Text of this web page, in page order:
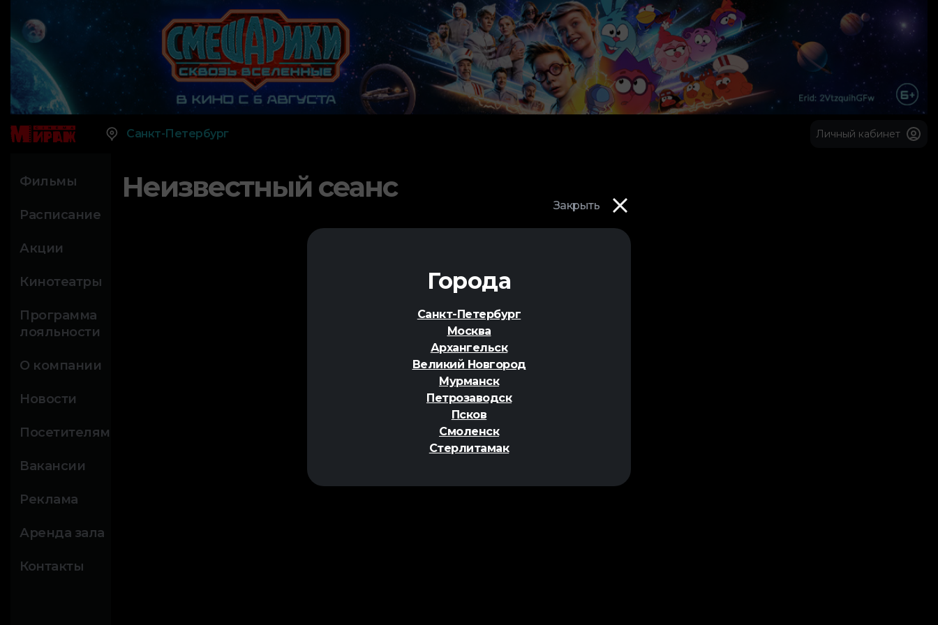
Закрыть
Города
Санкт-Петербург
Москва
Архангельск
Великий Новгород
Мурманск
Петрозаводск
Псков
Смоленск
Стерлитамак
Санкт-Петербург Личный кабинет
Фильмы
Расписание
Акции
Кинотеатры
Программа
лояльности
О компании
Новости
Посетителям
Вакансии
Реклама
Аренда зала
Контакты
Неизвестный сеанс